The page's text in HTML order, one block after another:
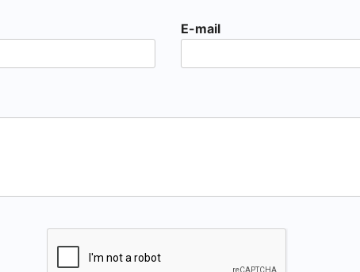
E-mail